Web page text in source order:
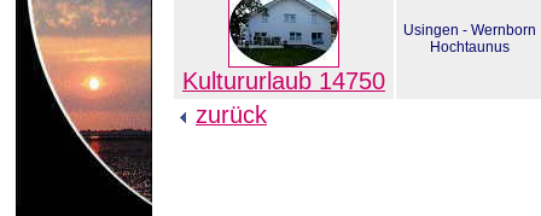
Kultururlaub 14750
Usingen - Wernborn
Hochtaunus
zurück